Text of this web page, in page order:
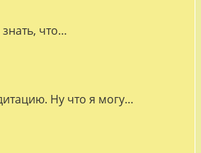
что…
Ну что я могу…